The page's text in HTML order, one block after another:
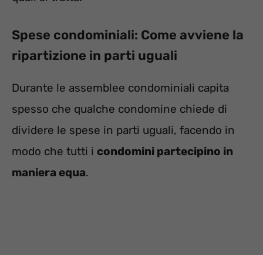
Spese condominiali: Come avviene la
ripartizione in parti uguali
Durante le assemblee condominiali capita
spesso che qualche condomine chiede di
dividere le spese in parti uguali, facendo in
modo che tutti i condomini partecipino in
maniera equa.